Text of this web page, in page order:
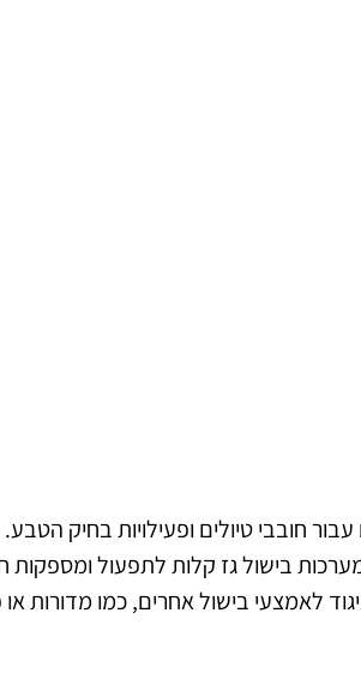
חובבי טיולים ופעילויות בחיק
בישול גז קלות לתפעול ומספקות
לאמצעי בישול אחרים, כמו מדורות